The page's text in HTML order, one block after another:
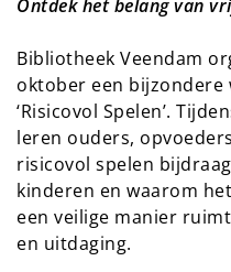
Ontdek het belang van
Bibliotheek Veendam
oktober een
‘Risicovol Spelen’.
leren ouders,
risicovol spelen
kinderen en waarom
een veilige manier
en uitdaging.